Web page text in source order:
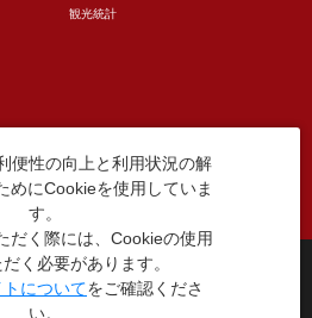
観光統計
広告掲載について
東区役所観光課
都台東区東上野4丁目5番6号
：03-5246-1151
便性の向上と利用状況の解
めにCookieを使用していま
す。
だく際には、Cookieの使用
く必要があります。
トについてをご確認くださ
い。